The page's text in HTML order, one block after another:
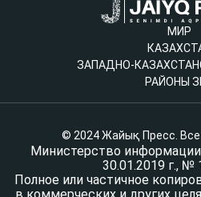
МИР
ЗАПАДНО-
РАЙОНЫ
© 2024 Жайық Пресс.
Министерство
30.01.2019 г., №
Полное или частичное